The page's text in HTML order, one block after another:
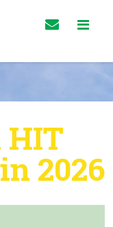
HIT
2026